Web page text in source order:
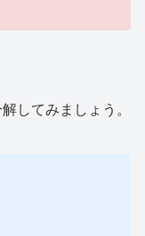
してみましょう。